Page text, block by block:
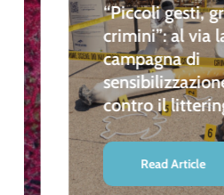
“Piccoli gesti,
crimini”: al via
campagna di
contro il
Read Article